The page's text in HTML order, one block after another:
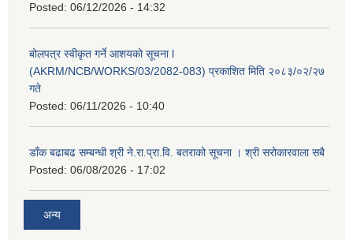
Posted: 06/12/2026 - 14:32
बोलपत्र स्वीकृत गर्ने आशयको सूचना l
(AKRM/NCB/WORKS/03/2082-083) प्रकाशित मिति २०८३/०२/२७
गते
Posted: 06/11/2026 - 10:40
डाँक बढाबढ सम्बन्धी श्री ने.रा.प्रा.वि. बतराको सूचना । श्री सरोकारवाला सबै
Posted: 06/08/2026 - 17:02
अन्य